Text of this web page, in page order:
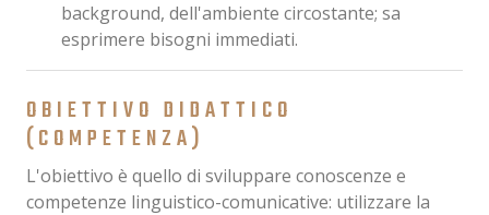
background, dell'ambiente circostante; sa
esprimere bisogni immediati.
OBIETTIVO DIDATTICO
(COMPETENZA)
L'obiettivo è quello di sviluppare conoscenze e
competenze linguistico-comunicative: utilizzare la